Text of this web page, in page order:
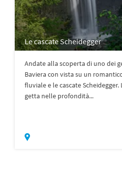
Le cascate Scheidegger
Andate alla scoperta di uno dei
Baviera con vista su un
fluviale e le cascate Scheidegger.
getta nelle profondità...